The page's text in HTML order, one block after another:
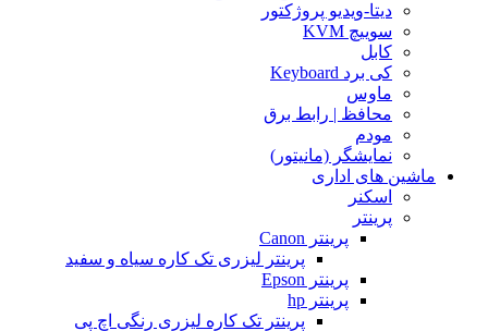
دیتا-ویدیو پروژکتور
سوییچ KVM
کابل
کی برد Keyboard
ماوس
محافظ | رابط برق
مودم
نمایشگر (مانیتور)
ماشین های اداری
اسکنر
پرینتر
پرینتر Canon
پرینتر لیزری تک کاره سیاه و سفید
پرینتر Epson
پرینتر hp
پرینتر تک کاره لیزری رنگی اچ پی